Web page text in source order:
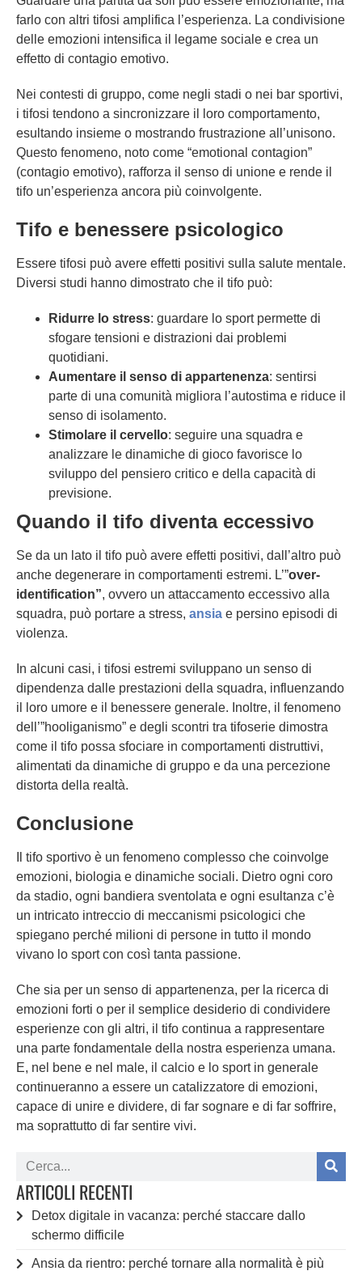
farlo con altri tifosi amplifica l’esperienza. La condivisione
delle emozioni intensifica il legame sociale e crea un
effetto di contagio emotivo.
Nei contesti di gruppo, come negli stadi o nei bar sportivi,
i tifosi tendono a sincronizzare il loro comportamento,
esultando insieme o mostrando frustrazione all’unisono.
Questo fenomeno, noto come “emotional contagion”
(contagio emotivo), rafforza il senso di unione e rende il
tifo un’esperienza ancora più coinvolgente.
Tifo e benessere psicologico
Essere tifosi può avere effetti positivi sulla salute mentale.
Diversi studi hanno dimostrato che il tifo può:
Ridurre lo stress: guardare lo sport permette di
sfogare tensioni e distrazioni dai problemi
quotidiani.
Aumentare il senso di appartenenza: sentirsi
parte di una comunità migliora l’autostima e riduce il
senso di isolamento.
Stimolare il cervello: seguire una squadra e
analizzare le dinamiche di gioco favorisce lo
sviluppo del pensiero critico e della capacità di
previsione.
Quando il tifo diventa eccessivo
Se da un lato il tifo può avere effetti positivi, dall’altro può
anche degenerare in comportamenti estremi. L’”over-
identification”, ovvero un attaccamento eccessivo alla
squadra, può portare a stress, ansia e persino episodi di
violenza.
In alcuni casi, i tifosi estremi sviluppano un senso di
dipendenza dalle prestazioni della squadra, influenzando
il loro umore e il benessere generale. Inoltre, il fenomeno
dell’”hooliganismo” e degli scontri tra tifoserie dimostra
come il tifo possa sfociare in comportamenti distruttivi,
alimentati da dinamiche di gruppo e da una percezione
distorta della realtà.
Conclusione
Il tifo sportivo è un fenomeno complesso che coinvolge
emozioni, biologia e dinamiche sociali. Dietro ogni coro
da stadio, ogni bandiera sventolata e ogni esultanza c’è
un intricato intreccio di meccanismi psicologici che
spiegano perché milioni di persone in tutto il mondo
vivano lo sport con così tanta passione.
Che sia per un senso di appartenenza, per la ricerca di
emozioni forti o per il semplice desiderio di condividere
esperienze con gli altri, il tifo continua a rappresentare
una parte fondamentale della nostra esperienza umana.
E, nel bene e nel male, il calcio e lo sport in generale
continueranno a essere un catalizzatore di emozioni,
capace di unire e dividere, di far sognare e di far soffrire,
ma soprattutto di far sentire vivi.
ARTICOLI RECENTI
Detox digitale in vacanza: perché staccare dallo
schermo difficile
Ansia da rientro: perché tornare alla normalità è più